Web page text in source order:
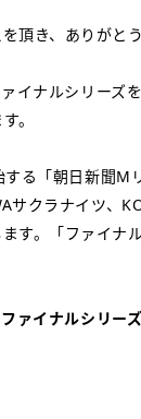
頂き、ありがとう
イナルシリーズ
。
る「朝日新聞
サクラナイツ、
す。「ファイナ
ァイナルシリー